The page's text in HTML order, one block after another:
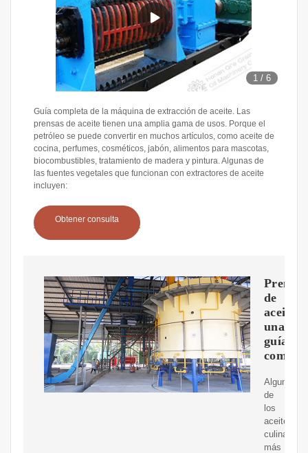
1 /6
Guía completa de la máquina de extracción de aceite. Las
prensas de aceite tienen una amplia gama de usos. Porque el
petróleo se puede convertir en muchos artículos, como aceite de
cocina, perfumes, cosméticos, jabón, alimentos para mascotas,
biocombustibles, tratamiento de madera y pintura. Algunas de
las fuentes vegetales que funcionan con extractores de aceite
incluyen:
Obtener consulta
Prensa
de
aceite:
una
guía
Algunos
de
los
aceites
culinarios
más